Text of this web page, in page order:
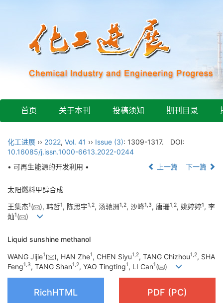
首页 关于本刊 投稿须知 期刊目录
化工进展 ›› 2022, Vol. 41 ›› Issue (3): 1309-1317.
DOI:
10.16085/j.issn.1000-6613.2022-0244
• 可再生能源的开发利用 •
上一篇 下一篇
太阳燃料甲醇合成
王集杰1( ), 韩哲1, 陈思宇1,2, 汤驰洲1,2, 沙峰1,3, 唐珊1,2, 姚婷婷1, 李
灿1( )
Liquid sunshine methanol
WANG Jijie1( ), HAN Zhe1, CHEN Siyu1,2, TANG Chizhou1,2, SHA
Feng1,3, TANG Shan1,2, YAO Tingting1, LI Can1( )
RichHTML PDF (PC)